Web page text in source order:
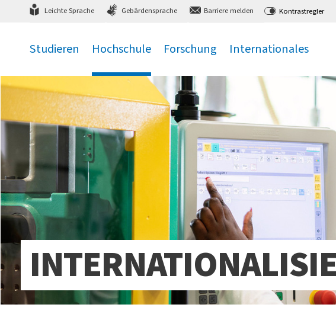
zum Hauptmenü zum Inhalt,
Leichte Sprache Gebärdensprache Barriere melden Kontrastregler
Studieren Hochschule Forschung Internationales